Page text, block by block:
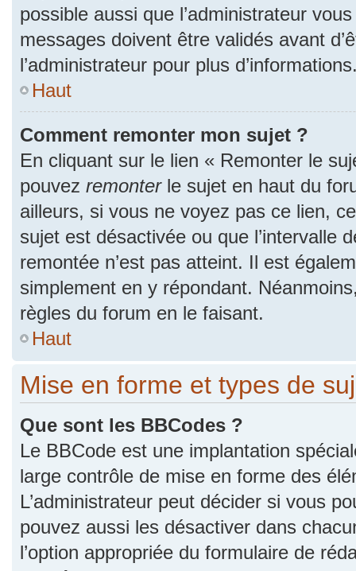
possible aussi que l’administrateur
messages doivent être validés avant
l’administrateur pour plus
Haut
Comment remonter mon sujet ?
En cliquant sur le lien « Remonter le
pouvez remonterle sujet en haut du
ailleurs, si vous ne voyez pas ce lien,
sujet est désactivée ou que l’intervalle
remontée n’est pas atteint. Il est
simplement en y répondant.
règles du forum en le faisant.
Haut
Mise en forme et types de
Que sont les BBCodes ?
Le BBCode est une implantation
large contrôle de mise en forme des
L’administrateur peut décider si vous
pouvez aussi les désactiver dans
l’option appropriée du formulaire de